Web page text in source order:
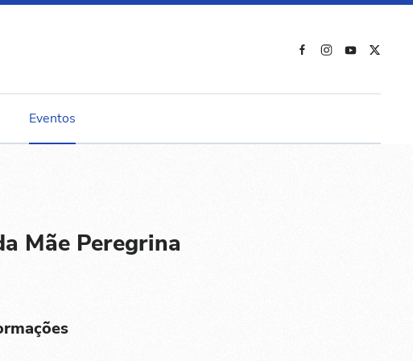
Eventos
Mãe Peregrina